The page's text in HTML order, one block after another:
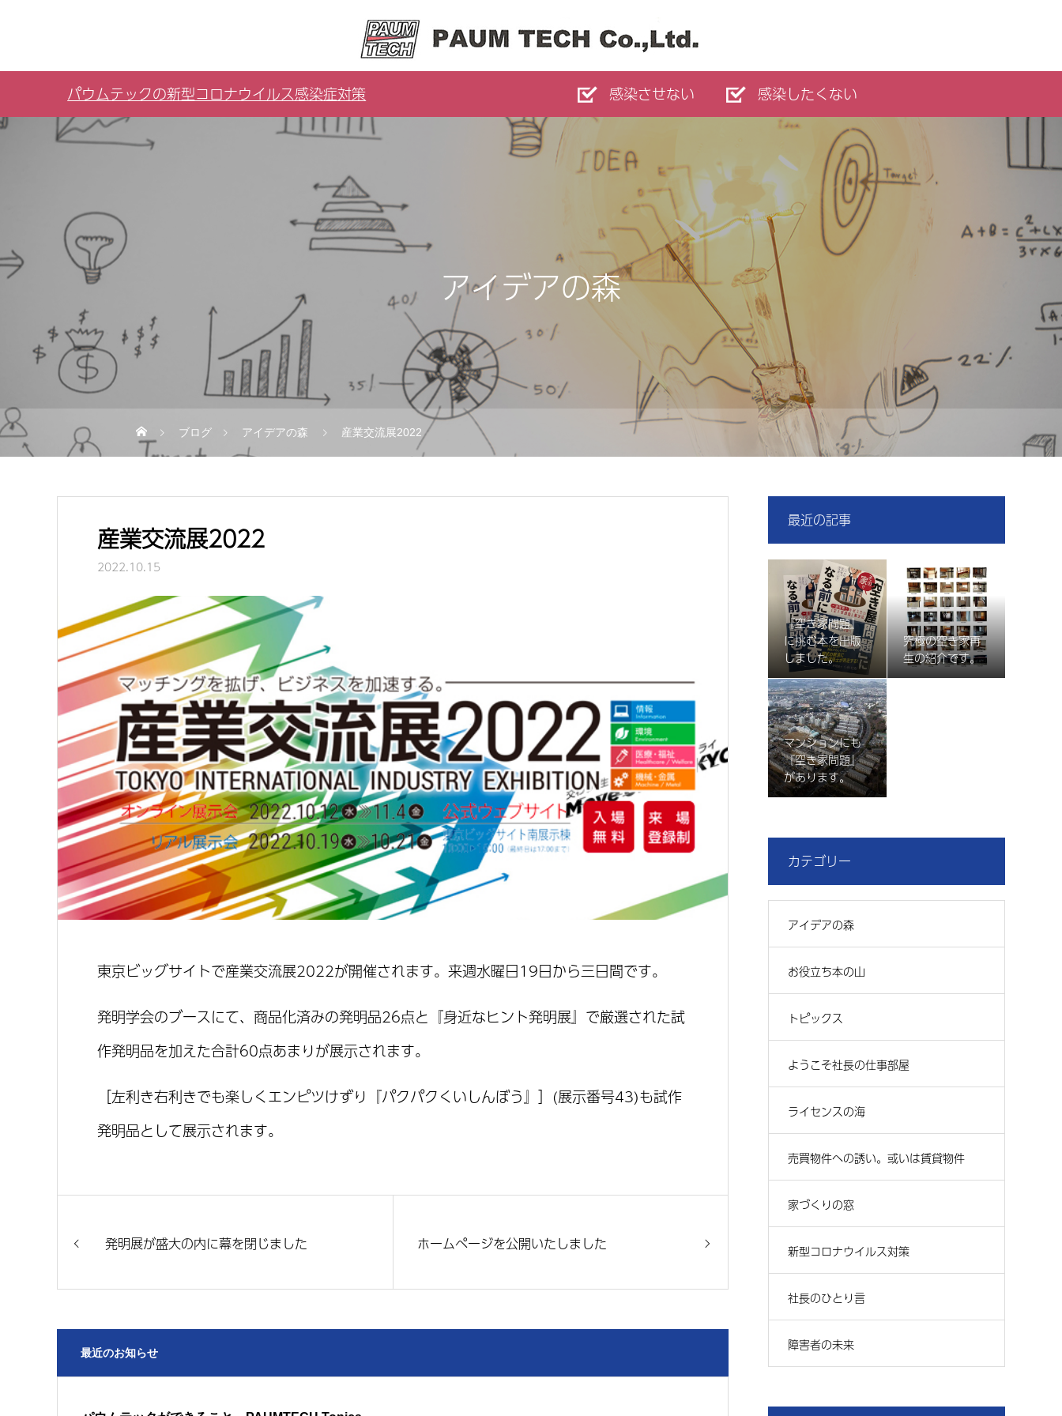
パウムテックの新型コロナウイルス感染症対策 感染させない 感染したくない
アイデアの森
ブログ アイデアの森 産業交流展2022
産業交流展2022
2022.10.15
東京ビッグサイトで産業交流展2022が開催されます。来週水曜日19日から三日間です。
発明学会のブースにて、商品化済みの発明品26点と『身近なヒント発明展』で厳選された試
作発明品を加えた合計60点あまりが展示されます。
［左利き右利きでも楽しくエンピツけずり『パクパクくいしんぼう』］(展示番号43)も試作
発明品として展示されます。
発明展が盛大の内に幕を閉じました ホームページを公開いたしました
最近のお知らせ
最近の記事
『空き家問題』
に挑む本を出版
しました。
究極の空き家再
生の紹介です。
マンションにも
『空き家問題』
があります。
カテゴリー
アイデアの森
お役立ち本の山
トピックス
ようこそ社長の仕事部屋
ライセンスの海
売買物件への誘い。或いは賃貸物件
家づくりの窓
新型コロナウイルス対策
社長のひとり言
障害者の未来